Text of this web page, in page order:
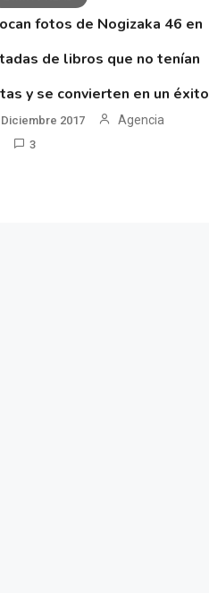
fotos de Nogizaka 46 en
de libros que no tenían
y se convierten en un éxito
Diciembre 2017
Agencia
3